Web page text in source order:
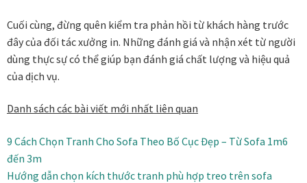
Cuối cùng, đừng quên kiểm tra phản hồi từ khách hàng trước
đây của đối tác xưởng in. Những đánh giá và nhận xét từ người
dùng thực sự có thể giúp bạn đánh giá chất lượng và hiệu quả
của dịch vụ.
Danh sách các bài viết mới nhất liên quan
9 Cách Chọn Tranh Cho Sofa Theo Bố Cục Đẹp – Từ Sofa 1m6
đến 3m
Hướng dẫn chọn kích thước tranh phù hợp treo trên sofa